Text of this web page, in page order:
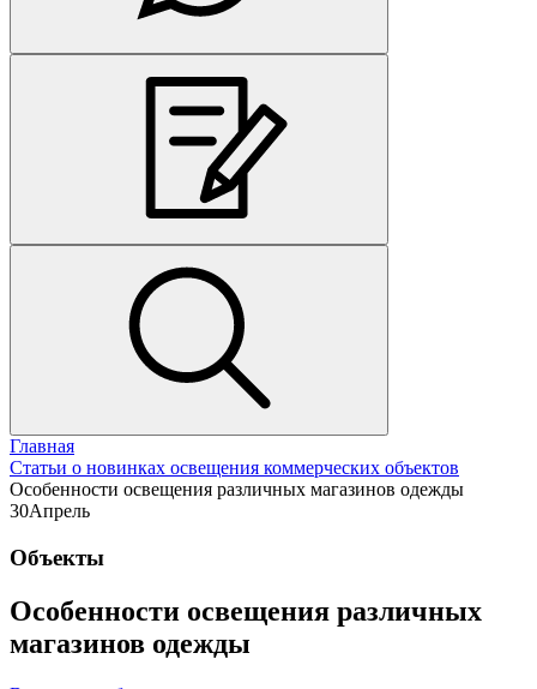
Главная
Статьи о новинках освещения коммерческих объектов
Особенности освещения различных магазинов одежды
30Апрель
Объекты
Особенности освещения различных
магазинов одежды